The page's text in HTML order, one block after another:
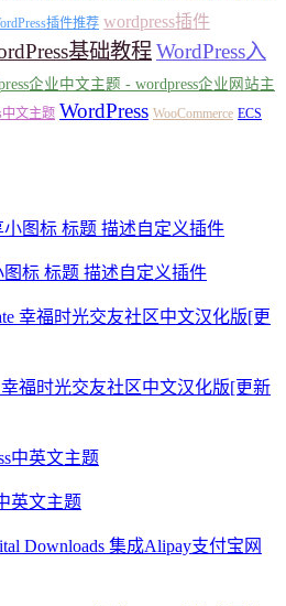
插件推荐 wordpress插件
基础教程WordPress入
企业中文主题 - wordpress企业网站主
中文主题 WordPress WooCommerce ECS
图标 标题 描述自定义插件
幸福时光交友社区中文汉化版[更新
英文主题